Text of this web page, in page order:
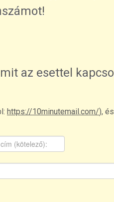
az esettel
https://10minutemail.com/),